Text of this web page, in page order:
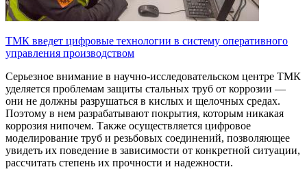
ТМК введет цифровые технологии в систему оперативного
управления производством
Серьезное внимание в научно-исследовательском центре ТМК
уделяется проблемам защиты стальных труб от коррозии —
они не должны разрушаться в кислых и щелочных средах.
Поэтому в нем разрабатывают покрытия, которым никакая
коррозия нипочем. Также осуществляется цифровое
моделирование труб и резьбовых соединений, позволяющее
увидеть их поведение в зависимости от конкретной ситуации,
рассчитать степень их прочности и надежности.